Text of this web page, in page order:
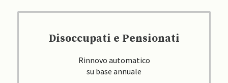
Disoccupati e Pensionati
Rinnovo automatico
su base annuale